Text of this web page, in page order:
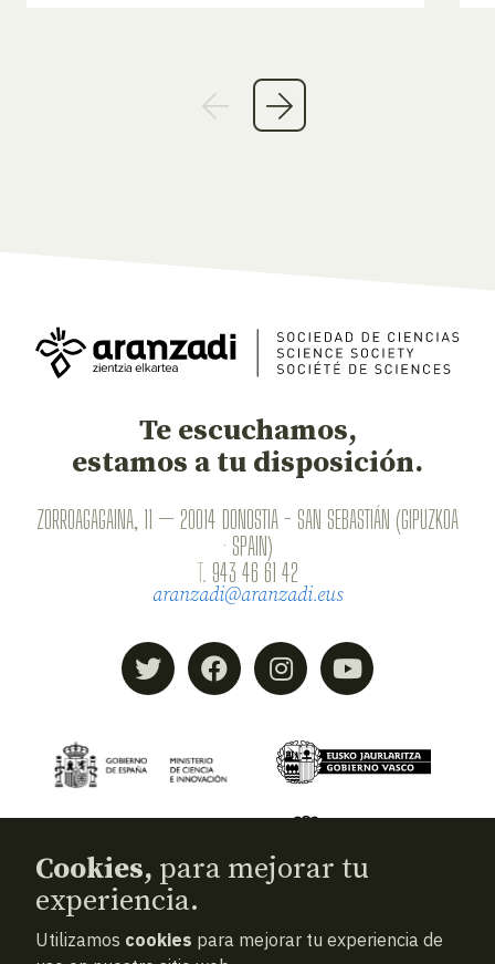
Te escuchamos,
estamos a tu disposición.
ZORROAGAGAINA, 11 — 20014 DONOSTIA - SAN SEBASTIÁN (GIPUZKOA
· SPAIN)
T. 943 46 61 42
aranzadi@aranzadi.eus
Cookies, para mejorar tu
experiencia.
Utilizamos cookies para mejorar tu experiencia de